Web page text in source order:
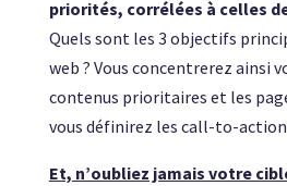
priorités, corrélées à celles
Quels sont les 3 objectifs
web ? Vous concentrerez ainsi
contenus prioritaires et les
vous définirez les call-to-
Et, n’oubliez jamais votre